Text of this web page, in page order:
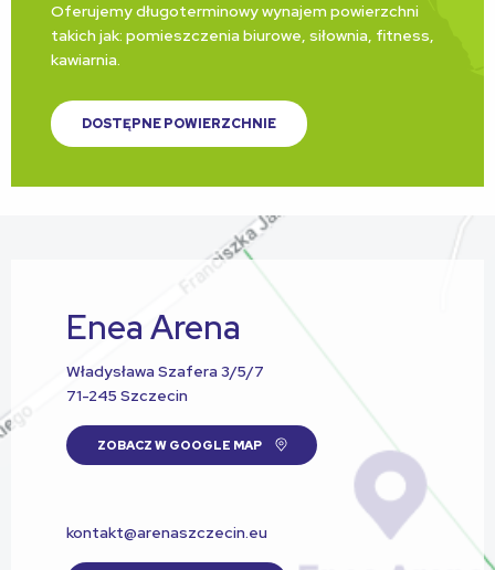
Oferujemy długoterminowy wynajem powierzchni
takich jak: pomieszczenia biurowe, siłownia, fitness,
kawiarnia.
DOSTĘPNE POWIERZCHNIE
Enea Arena
Władysława Szafera 3/5/7
71-245 Szczecin
ZOBACZ W GOOGLE MAP
kontakt@arenaszczecin.eu